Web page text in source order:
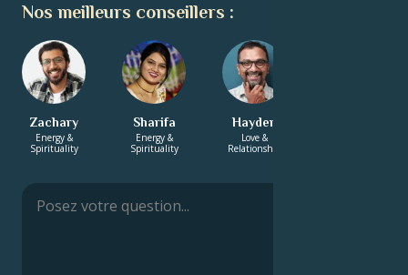
Nos meilleurs conseillers :
Zachary
Energy &
Spirituality
Sharifa
Energy &
Spirituality
Hayden
Love &
Relationship